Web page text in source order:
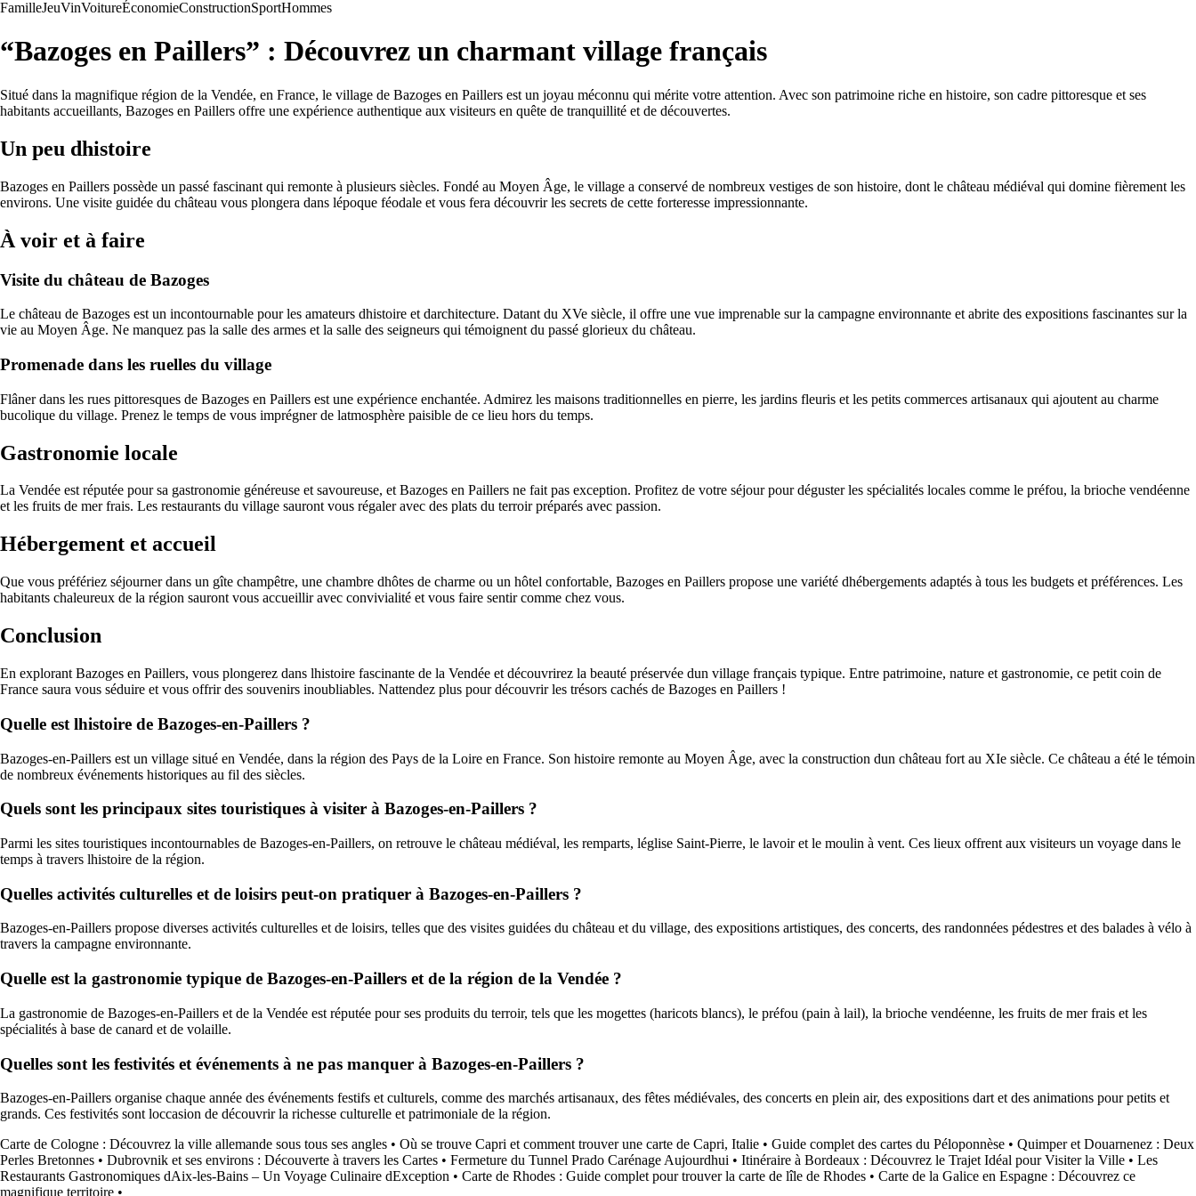
FamilleJeuVinVoitureÉconomieConstructionSportHommes
“Bazoges en Paillers” : Découvrez un charmant village français
Situé dans la magnifique région de la Vendée, en France, le village de Bazoges en Paillers est un joyau méconnu qui mérite votre attention. Avec son patrimoine riche en histoire, son cadre pittoresque et ses
habitants accueillants, Bazoges en Paillers offre une expérience authentique aux visiteurs en quête de tranquillité et de découvertes.
Un peu dhistoire
Bazoges en Paillers possède un passé fascinant qui remonte à plusieurs siècles. Fondé au Moyen Âge, le village a conservé de nombreux vestiges de son histoire, dont le château médiéval qui domine fièrement les
environs. Une visite guidée du château vous plongera dans lépoque féodale et vous fera découvrir les secrets de cette forteresse impressionnante.
À voir et à faire
Visite du château de Bazoges
Le château de Bazoges est un incontournable pour les amateurs dhistoire et darchitecture. Datant du XVe siècle, il offre une vue imprenable sur la campagne environnante et abrite des expositions fascinantes sur la
vie au Moyen Âge. Ne manquez pas la salle des armes et la salle des seigneurs qui témoignent du passé glorieux du château.
Promenade dans les ruelles du village
Flâner dans les rues pittoresques de Bazoges en Paillers est une expérience enchantée. Admirez les maisons traditionnelles en pierre, les jardins fleuris et les petits commerces artisanaux qui ajoutent au charme
bucolique du village. Prenez le temps de vous imprégner de latmosphère paisible de ce lieu hors du temps.
Gastronomie locale
La Vendée est réputée pour sa gastronomie généreuse et savoureuse, et Bazoges en Paillers ne fait pas exception. Profitez de votre séjour pour déguster les spécialités locales comme le préfou, la brioche vendéenne
et les fruits de mer frais. Les restaurants du village sauront vous régaler avec des plats du terroir préparés avec passion.
Hébergement et accueil
Que vous préfériez séjourner dans un gîte champêtre, une chambre dhôtes de charme ou un hôtel confortable, Bazoges en Paillers propose une variété dhébergements adaptés à tous les budgets et préférences. Les
habitants chaleureux de la région sauront vous accueillir avec convivialité et vous faire sentir comme chez vous.
Conclusion
En explorant Bazoges en Paillers, vous plongerez dans lhistoire fascinante de la Vendée et découvrirez la beauté préservée dun village français typique. Entre patrimoine, nature et gastronomie, ce petit coin de
France saura vous séduire et vous offrir des souvenirs inoubliables. Nattendez plus pour découvrir les trésors cachés de Bazoges en Paillers !
Quelle est lhistoire de Bazoges-en-Paillers ?
Bazoges-en-Paillers est un village situé en Vendée, dans la région des Pays de la Loire en France. Son histoire remonte au Moyen Âge, avec la construction dun château fort au XIe siècle. Ce château a été le témoin
de nombreux événements historiques au fil des siècles.
Quels sont les principaux sites touristiques à visiter à Bazoges-en-Paillers ?
Parmi les sites touristiques incontournables de Bazoges-en-Paillers, on retrouve le château médiéval, les remparts, léglise Saint-Pierre, le lavoir et le moulin à vent. Ces lieux offrent aux visiteurs un voyage dans le
temps à travers lhistoire de la région.
Quelles activités culturelles et de loisirs peut-on pratiquer à Bazoges-en-Paillers ?
Bazoges-en-Paillers propose diverses activités culturelles et de loisirs, telles que des visites guidées du château et du village, des expositions artistiques, des concerts, des randonnées pédestres et des balades à vélo à
travers la campagne environnante.
Quelle est la gastronomie typique de Bazoges-en-Paillers et de la région de la Vendée ?
La gastronomie de Bazoges-en-Paillers et de la Vendée est réputée pour ses produits du terroir, tels que les mogettes (haricots blancs), le préfou (pain à lail), la brioche vendéenne, les fruits de mer frais et les
spécialités à base de canard et de volaille.
Quelles sont les festivités et événements à ne pas manquer à Bazoges-en-Paillers ?
Bazoges-en-Paillers organise chaque année des événements festifs et culturels, comme des marchés artisanaux, des fêtes médiévales, des concerts en plein air, des expositions dart et des animations pour petits et
grands. Ces festivités sont loccasion de découvrir la richesse culturelle et patrimoniale de la région.
Carte de Cologne : Découvrez la ville allemande sous tous ses angles • Où se trouve Capri et comment trouver une carte de Capri, Italie • Guide complet des cartes du Péloponnèse • Quimper et Douarnenez : Deux
Perles Bretonnes • Dubrovnik et ses environs : Découverte à travers les Cartes • Fermeture du Tunnel Prado Carénage Aujourdhui • Itinéraire à Bordeaux : Découvrez le Trajet Idéal pour Visiter la Ville • Les
Restaurants Gastronomiques dAix-les-Bains – Un Voyage Culinaire dException • Carte de Rhodes : Guide complet pour trouver la carte de lîle de Rhodes • Carte de la Galice en Espagne : Découvrez ce
magnifique territoire •